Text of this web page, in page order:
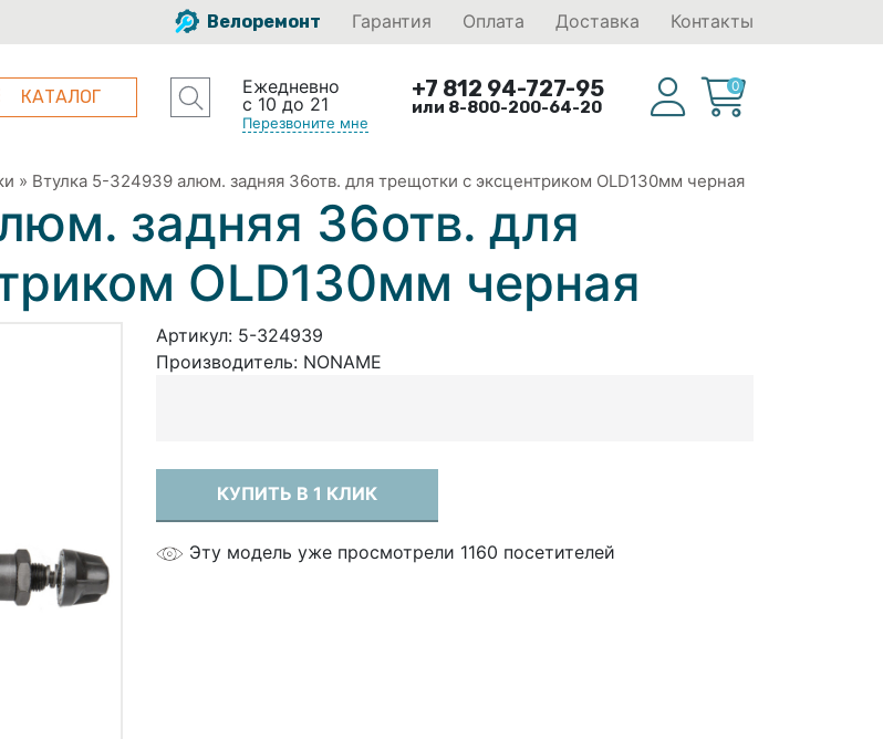
Велоремонт Гарантия Оплата Доставка Контакты
КАТАЛОГ
Ежедневно
с 10 до 21
Перезвоните мне
+7 812 94-727-95
или 8-800-200-64-20
0
» Втулка 5-324939 алюм. задняя 36отв. для трещотки с эксцентриком OLD130мм черная
задняя 36отв. для
OLD130мм черная
Артикул: 5-324939
Производитель: NONAME
КУПИТЬ В 1 КЛИК
Эту модель уже просмотрели 1160 посетителей